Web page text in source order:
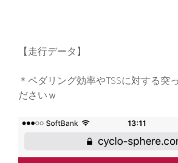
【走行データ】
＊ペダリング効率やTSSに対する突
ださいｗ